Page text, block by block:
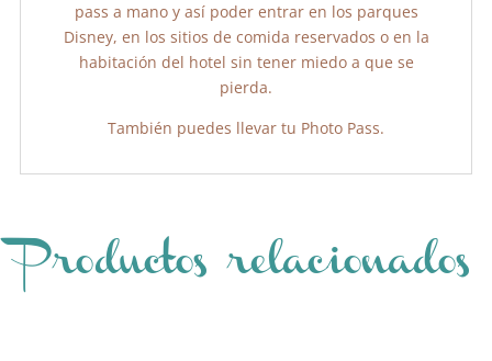
pass a mano y así poder entrar en los parques
Disney, en los sitios de comida reservados o en la
habitación del hotel sin tener miedo a que se
pierda.
También puedes llevar tu Photo Pass.
Productos relacionados